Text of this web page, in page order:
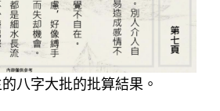
八字大批的批算結果。